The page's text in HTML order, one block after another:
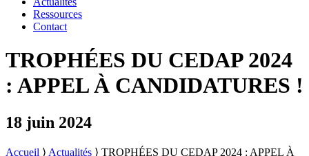
Ressources
Contact
TROPHÉES DU CEDAP 2024
: APPEL À CANDIDATURES !
18 juin 2024
Accueil ⟩ Actualités ⟩ TROPHÉES DU CEDAP 2024 : APPEL À